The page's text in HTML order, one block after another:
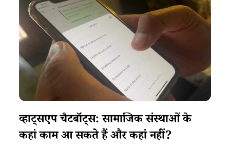
व्हाट्सएप चैटबॉट्स: सामाजिक संस्थाओं के
कहां काम आ सकते हैं और कहां नहीं?